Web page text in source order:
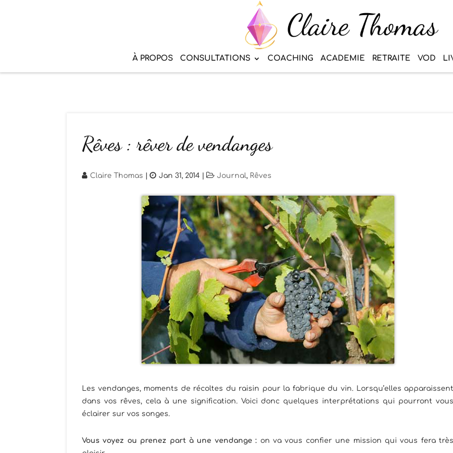
À PROPOS CONSULTATIONS COACHING ACADEMIE RETRAITE VOD
Rêves : rêver de vendanges
Claire Thomas Jan 31, 2014 Journal, Rêves
Les vendanges, moments de récoltes du raisin pour la fabrique du vin. Lorsqu’elles apparaissent
dans vos rêves, cela à une signification. Voici donc quelques interprétations qui pourront vous
éclairer sur vos songes.
Vous voyez ou prenez part à une vendange : on va vous confier une mission qui vous fera très